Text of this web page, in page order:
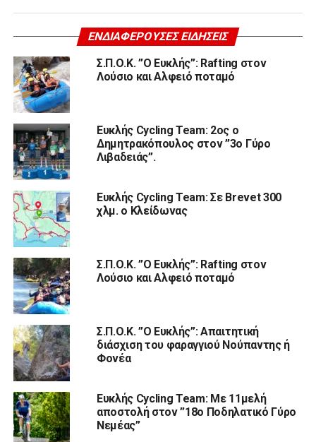
ΕΝΔΙΑΦΈΡΟΥΣΕΣ ΕΙΔΉΣΕΙΣ
Σ.Π.Ο.Κ. ”Ο Ευκλής”: Rafting στον
Λούσιο και Αλφειό ποταμό
Ευκλής Cycling Team: 2ος ο
Δημητρακόπουλος στον ”3ο Γύρο
Λιβαδειάς”.
Ευκλής Cycling Team: Σε Brevet 300
χλμ. ο Κλείδωνας
Σ.Π.Ο.Κ. ”Ο Ευκλής”: Rafting στον
Λούσιο και Αλφειό ποταμό
Σ.Π.Ο.Κ. ”Ο Ευκλής”: Απαιτητική
διάσχιση του φαραγγιού Νούπαντης ή
Φονέα
Ευκλής Cycling Team: Με 11μελή
αποστολή στον ”18ο Ποδηλατικό Γύρο
Νεμέας”